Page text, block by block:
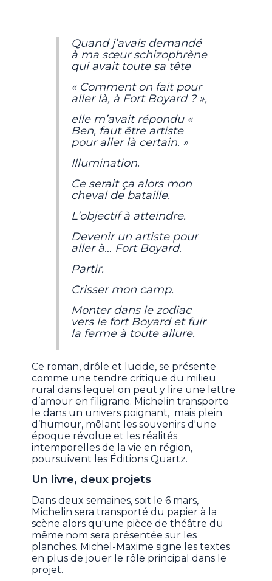
Quand j’avais demandé
à ma sœur schizophrène
qui avait toute sa tête
« Comment on fait pour
aller là, à Fort Boyard ? »,
elle m’avait répondu «
Ben, faut être artiste
pour aller là certain. »
Illumination.
Ce serait ça alors mon
cheval de bataille.
L’objectif à atteindre.
Devenir un artiste pour
aller à… Fort Boyard.
Partir.
Crisser mon camp.
Monter dans le zodiac
vers le fort Boyard et fuir
la ferme à toute allure.
Ce roman, drôle et lucide, se présente
comme une tendre critique du milieu
rural dans lequel on peut y lire une lettre
d’amour en filigrane. Michelin transporte
le dans un univers poignant, mais plein
d’humour, mêlant les souvenirs d'une
époque révolue et les réalités
intemporelles de la vie en région,
poursuivent les Éditions Quartz.
Un livre, deux projets
Dans deux semaines, soit le 6 mars,
Michelin sera transporté du papier à la
scène alors qu'une pièce de théâtre du
même nom sera présentée sur les
planches. Michel-Maxime signe les textes
en plus de jouer le rôle principal dans le
projet.